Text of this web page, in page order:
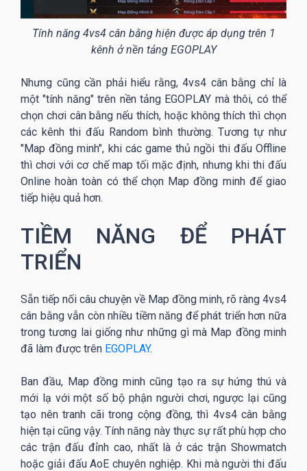
Tính năng 4vs4 cân bằng hiện được áp dụng trên 1
kênh ở nền tảng EGOPLAY
Nhưng cũng cần phải hiểu rằng, 4vs4 cân bằng chỉ là
một "tính năng" trên nền tảng EGOPLAY mà thôi, có thể
chọn chơi cân bằng nếu thích, hoặc không thích thì chọn
các kênh thi đấu Random bình thường. Tương tự như
"Map đồng minh", khi các game thủ ngồi thi đấu Offline
thì chơi với cơ chế map tối mặc định, nhưng khi thi đấu
Online hoàn toàn có thể chọn Map đồng minh để giao
tiếp hiệu quả hơn.
TIỀM NĂNG ĐỂ PHÁT
TRIỂN
Sẵn tiếp nối câu chuyện về Map đồng minh, rõ ràng 4vs4
cân bằng vẫn còn nhiều tiềm năng để phát triển hơn nữa
trong tương lai giống như những gì mà Map đồng minh
đã làm được trên EGOPLAY.
Ban đầu, Map đồng minh cũng tạo ra sự hứng thú và
mới lạ với một số bộ phận người chơi, ngược lại cũng
tạo nên tranh cãi trong cộng đồng, thì 4vs4 cân bằng
hiện tại cũng vậy. Tính năng này thực sự rất phù hợp cho
các trận đấu đỉnh cao, nhất là ở các trận Showmatch
hoặc giải đấu AoE chuyên nghiệp. Khi mà người thi đấu